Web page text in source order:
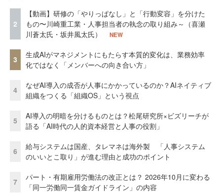
2
【動画】研修の「やりっぱなし」と「行動変容」を分けた
もの〜川崎重工業・人事担当者の執念の取り組み～（喜瀬
川蒼太氏・坂井風太氏）
NEW
3
生成AIがマネジメントにもたらす本質的変化は、業務効率
化ではなく「メンバーへの向き合い方」
4
なぜAI導入の成否が人事にかかっているのか？AIネイティブ
組織をつくる「組織OS」という視点
5
AI導入の明暗を分けるものとは？松尾研究所×ビズリーチが
語る「AI時代の人的資本経営と人事の役割」
6
給与システムは国産、タレマネは海外製 「人事システム
のいいとこ取り」が進む理由と成功のポイント
7
パート・有期雇用労働法の改正とは？ 2026年10月に変わる
「同一労働同一賃金ガイドライン」の内容